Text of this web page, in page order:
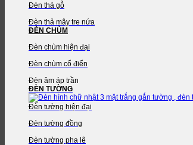
Đèn thả gỗ
Đèn thả mây tre nứa
ĐÈN CHÙM
Đèn chùm hiện đại
Đèn chùm cổ điển
Đèn âm áp trần
ĐÈN TƯỜNG
Đèn tường hiện đại
Đèn tường đồng
Đèn tường pha lê